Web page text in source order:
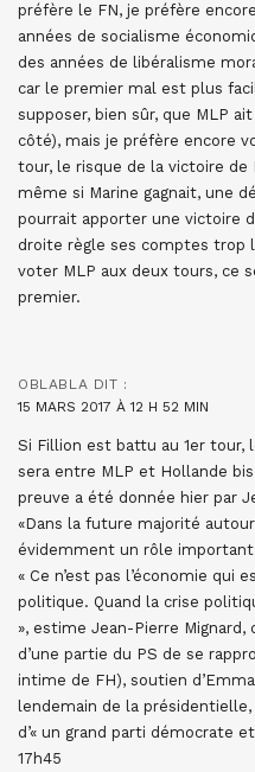
préfère le FN, je préfère
années de socialisme
des années de libéralisme
car le premier mal est plus
supposer, bien sûr, que MLP
côté), mais je préfère encore
tour, le risque de la victoire
même si Marine gagnait, une
pourrait apporter une victoire
droite règle ses comptes trop
voter MLP aux deux tours, ce
premier.
OBLABLA DIT :
15 MARS 2017 À 12 H 52 MIN
Si Fillion est battu au 1er tour,
sera entre MLP et Hollande
preuve a été donnée hier par
«Dans la future majorité
évidemment un rôle important
« Ce n’est pas l’économie qui
politique. Quand la crise
», estime Jean-Pierre
d’une partie du PS de se
intime de FH), soutien
lendemain de la
d’« un grand parti démocrate
17h45